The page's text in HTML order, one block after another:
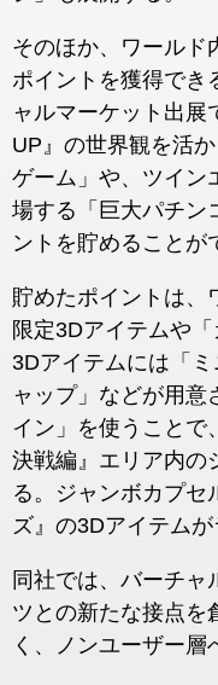
そのほか、ワールド
ポイントを獲得でき
ャルマーケット出展
UP』の世界観を活
ゲーム」や、ツイン
場する「巨大パチン
ントを貯めることが
貯めたポイントは、
限定3Dアイテムや
3Dアイテムには「
ャップ」などが用意
イン」を使うことで
決戦編』エリア内の
る。ジャンボカプセ
ズ』の3Dアイテムが
同社では、バーチ
ツとの新たな接点を
く、ノンユーザー層